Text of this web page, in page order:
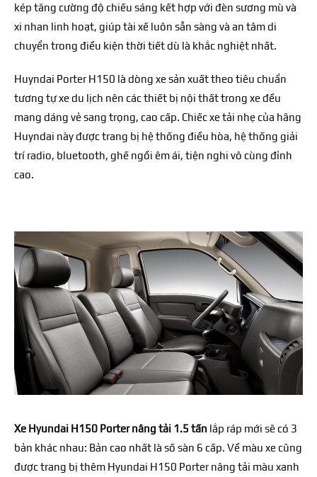
kép tăng cường độ chiếu sáng kết hợp với đèn sương mù và
xi nhan linh hoạt, giúp tài xế luôn sẵn sàng và an tâm di
chuyển trong điều kiện thời tiết dù là khắc nghiệt nhất.
Huyndai Porter H150 là dòng xe sản xuất theo tiêu chuẩn
tương tự xe du lịch nên các thiết bị nội thất trong xe đều
mang dáng vẻ sang trọng, cao cấp. Chiếc xe tải nhẹ của hãng
Huyndai này được trang bị hệ thống điều hòa, hệ thống giải
trí radio, bluetooth, ghế ngồi êm ái, tiện nghi vô cùng đỉnh
cao.
Xe Hyundai H150 Porter nâng tải 1.5 tấn lắp ráp mới sẽ có 3
bản khác nhau: Bản cao nhất là số sàn 6 cấp. Về màu xe cũng
được trang bị thêm Hyundai H150 Porter nâng tải màu xanh